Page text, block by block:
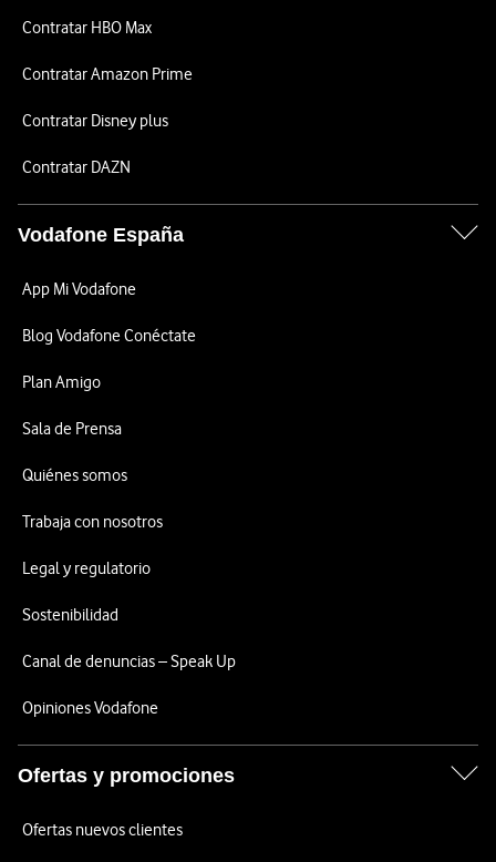
Contratar HBO Max
Contratar Amazon Prime
Contratar Disney plus
Contratar DAZN
Vodafone España
App Mi Vodafone
Blog Vodafone Conéctate
Plan Amigo
Sala de Prensa
Quiénes somos
Trabaja con nosotros
Legal y regulatorio
Sostenibilidad
Canal de denuncias – Speak Up
Opiniones Vodafone
Ofertas y promociones
Ofertas nuevos clientes